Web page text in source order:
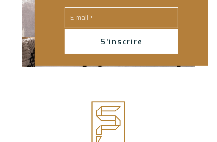
S'inscrire